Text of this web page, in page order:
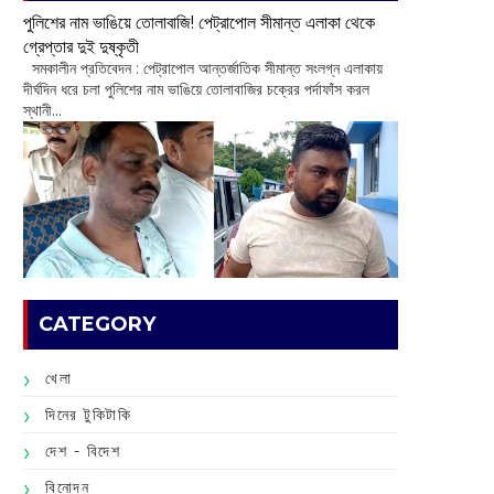
পুলিশের নাম ভাঙিয়ে তোলাবাজি! পেট্রাপোল সীমান্ত এলাকা থেকে
গ্রেপ্তার দুই দুষ্কৃতী
সমকালীন প্রতিবেদন : পেট্রাপোল আন্তর্জাতিক সীমান্ত সংলগ্ন এলাকায়
দীর্ঘদিন ধরে চলা পুলিশের নাম ভাঙিয়ে তোলাবাজির চক্রের পর্দাফাঁস করল
স্থানী...
CATEGORY
খেলা
দিনের টুকিটাকি
দেশ - বিদেশ
বিনোদন